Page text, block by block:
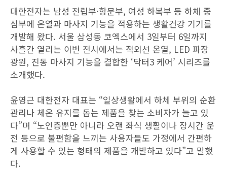
대한전자는 남성 전립부·항문부, 여성 하복부 등 하체 중
심부에 온열과 마사지 기능을 적용하는 생활건강 기기를
개발해 왔다. 서울 삼성동 코엑스에서 3일부터 6일까지
사흘간 열리는 이번 전시에서는 적외선 온열, LED 파장
광원, 진동 마사지 기능을 결합한 ‘닥터3 케어’ 시리즈를
소개했다.
윤영근 대한전자 대표는 “일상생활에서 하체 부위의 순환
관리나 체온 유지를 돕는 제품을 찾는 소비자가 늘고 있
다”며 “노인층뿐만 아니라 오랜 좌식 생활이나 장시간 운
전 등으로 불편함을 느끼는 사용자들도 가정에서 간편하
게 사용할 수 있는 형태의 제품을 개발하고 있다”고 말했
다.